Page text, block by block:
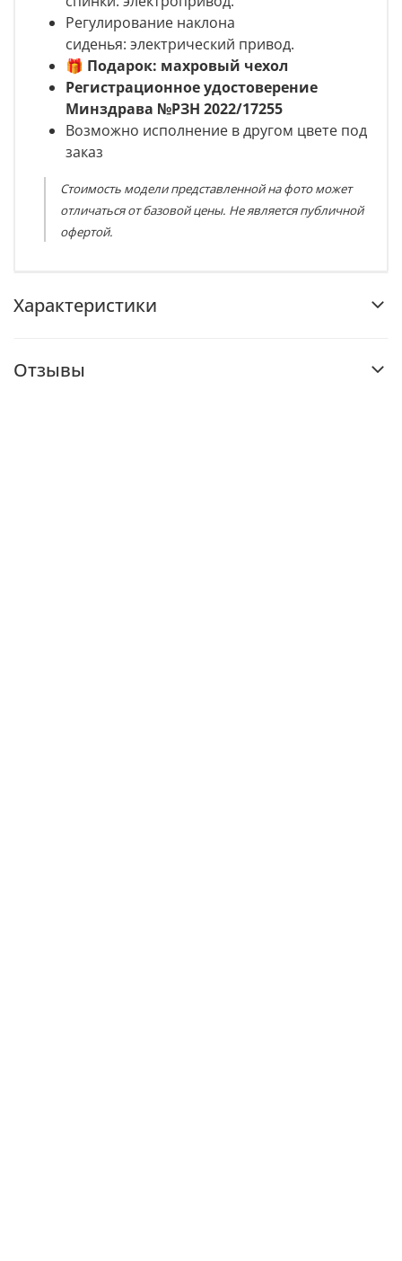
Регулирование наклона
сиденья: электрический привод.
🎁 Подарок: махровый чехол
Регистрационное удостоверение
Минздрава №РЗН 2022/17255
Возможно исполнение в другом цвете под
заказ
Стоимость модели представленной на фото может
отличаться от базовой цены. Не является публичной
офертой.
Характеристики
Отзывы